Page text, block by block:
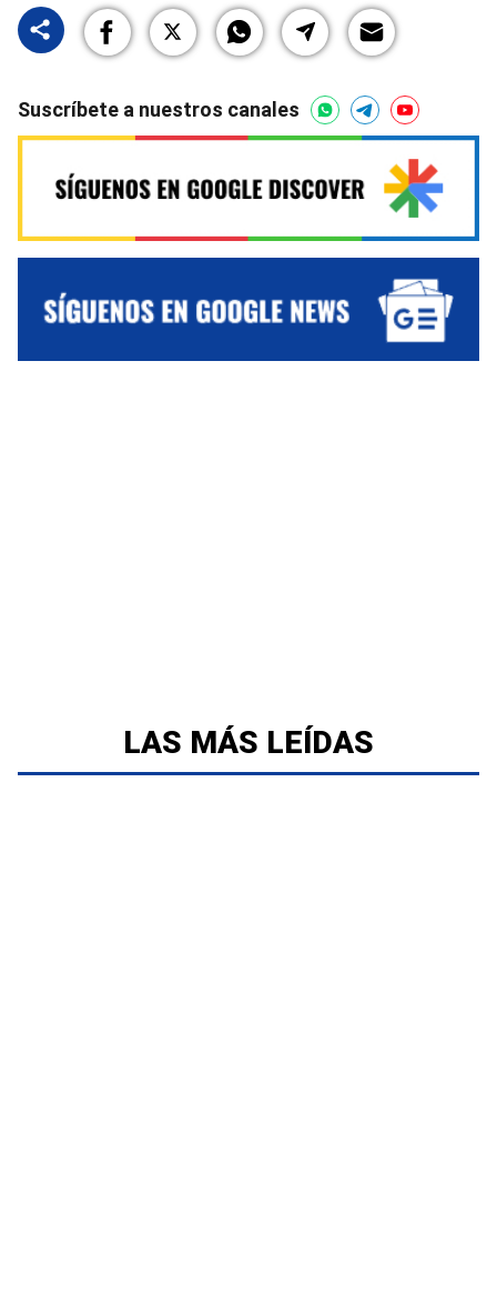
Suscríbete a nuestros canales
LAS MÁS LEÍDAS